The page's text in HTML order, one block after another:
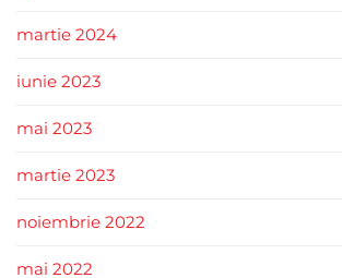
martie 2024
iunie 2023
mai 2023
martie 2023
noiembrie 2022
mai 2022